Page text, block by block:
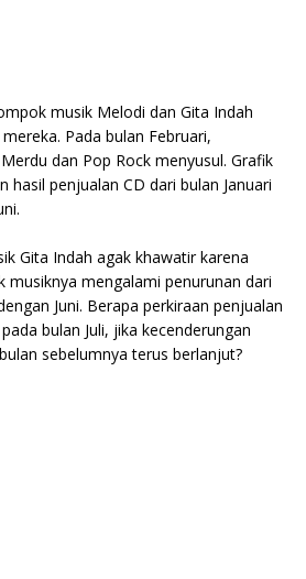
musik Melodi dan Gita Indah
Pada bulan Februari,
dan Pop Rock menyusul. Grafik
hasil penjualan CD dari bulan Januari
Gita Indah agak khawatir karena
musiknya mengalami penurunan dari
Juni. Berapa perkiraan penjualan
bulan Juli, jika kecenderungan
sebelumnya terus berlanjut?